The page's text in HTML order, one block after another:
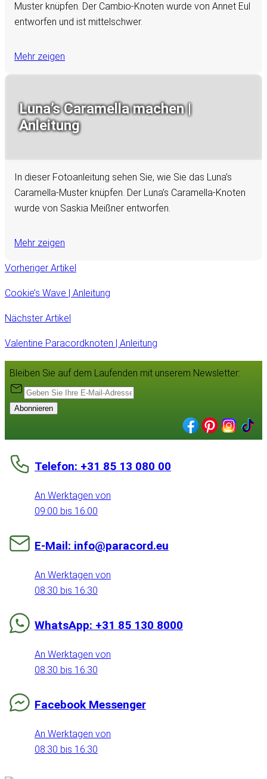
Muster knüpfen. Der Cambio-Knoten wurde von Annet Eul
entworfen und ist mittelschwer.
Mehr zeigen
Luna’s Caramella machen |
Anleitung
In dieser Fotoanleitung sehen Sie, wie Sie das Luna’s
Caramella-Muster knüpfen. Der Luna’s Caramella-Knoten
wurde von Saskia Meißner entworfen.
Mehr zeigen
Vorheriger Artikel
Cookie’s Wave | Anleitung
Nächster Artikel
Valentine Paracordknoten | Anleitung
Bleiben Sie auf dem Laufenden mit unserem Newsletter:
Abonnieren
Telefon: +31 85 13 080 00
An Werktagen von
09:00 bis 16:00
E-Mail: info@paracord.eu
An Werktagen von
08:30 bis 16:30
WhatsApp: +31 85 130 8000
An Werktagen von
08:30 bis 16:30
Facebook Messenger
An Werktagen von
08:30 bis 16:30